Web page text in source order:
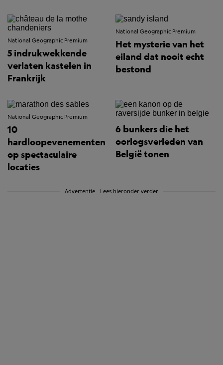
National Geographic Premium
5 indrukwekkende
verlaten kastelen in
Frankrijk
National Geographic Premium
Het mysterie van het
eiland dat nooit echt
bestond
National Geographic Premium
10
hardloopevenementen
op spectaculaire
locaties
6 bunkers die het
oorlogsverleden van
België tonen
Advertentie - Lees hieronder verder